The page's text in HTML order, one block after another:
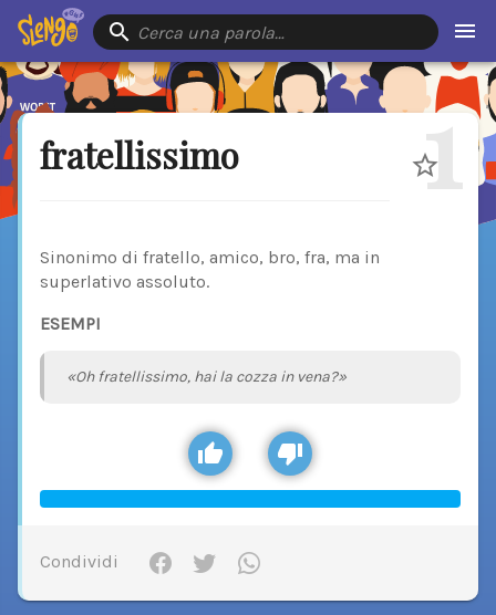
Cerca una parola…
fratellissimo 1
Sinonimo di fratello, amico, bro, fra, ma in
superlativo assoluto.
ESEMPI
«Oh fratellissimo, hai la cozza in vena?»
Condividi